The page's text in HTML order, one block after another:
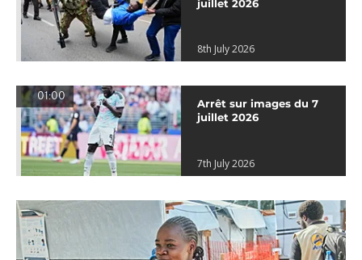
juillet 2026
8th July 2026
01:00
Arrêt sur images du 7
juillet 2026
7th July 2026